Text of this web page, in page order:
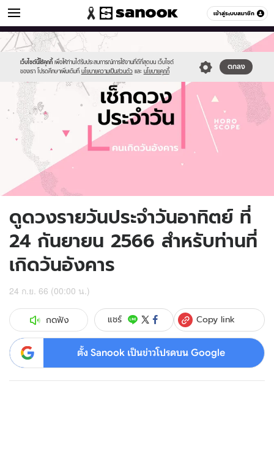
เข้าสู่ระบบสมาชิก
ดูดวง หมวดอื่นๆ
เว็บไซต์นี้ใช้คุกกี้ เพื่อให้ท่านได้รับประสบการณ์การใช้งานที่ดีที่สุดบน เว็บไซต์
ของเรา โปรดศึกษาเพิ่มเติมที่ นโยบายความเป็นส่วนตัว และ นโยบายคุกกี้
ตกลง
Sanook
//s.isanook.com/sr/0/images/logo-
new-
sanook.png
600
60
//s.isanook.com/ho/0/ud/fxd/day/daily-
horoscope-
tuesday.jpg
ดูดวงรายวันประจำวันอาทิตย์ ที่
24 กันยายน 2566 สำหรับท่านที่
เกิดวันอังคาร
24 ก.ย. 66 (00:00 น.)
กดฟัง แชร์ Copy link
ตั้ง Sanook เป็นข่าวโปรดบน Google